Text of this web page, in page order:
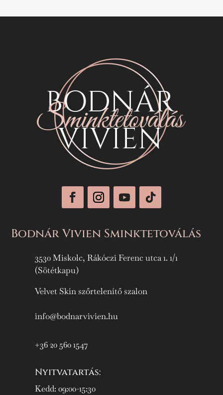
Bodnár Vivien Sminktetoválás
3530 Miskolc, Rákóczi Ferenc utca 1. 1/1
(Sötétkapu)
Velvet Skin szőrtelenítő szalon
info@bodnarvivien.hu
+36 20 560 1547
Nyitvatartás:
Kedd: 09:00-15:30